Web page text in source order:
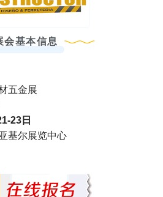
会基本信息
五金展
23日
基尔展览中心